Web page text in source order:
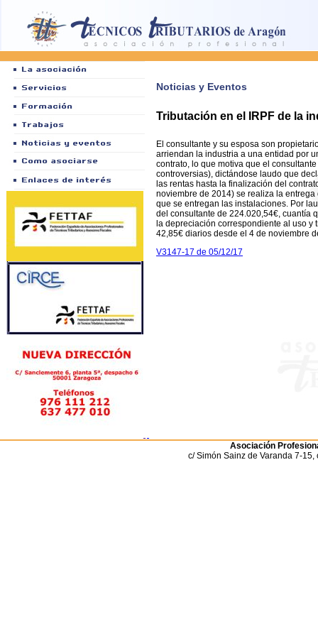
Noticias y Eventos
Tributación en el IRPF de la
El consultante y su esposa son
arriendan la industria a una entidad por
contrato, lo que motiva que el
controversias), dictándose laudo que
las rentas hasta la finalización del
noviembre de 2014) se realiza la
que se entregan las instalaciones. Por
del consultante de 224.020,54€, cuantía
la depreciación correspondiente al uso
42,85€ diarios desde el 4 de noviembre
V3147-17 de 05/12/17
Asociación
c/ Simón Sainz de Varanda 7-